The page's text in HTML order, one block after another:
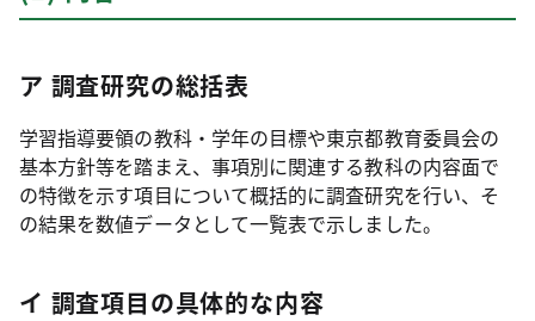
ア 調査研究の総括表
学習指導要領の教科・学年の目標や東京都教育委員会の
基本方針等を踏まえ、事項別に関連する教科の内容面で
の特徴を示す項目について概括的に調査研究を行い、そ
の結果を数値データとして一覧表で示しました。
イ 調査項目の具体的な内容